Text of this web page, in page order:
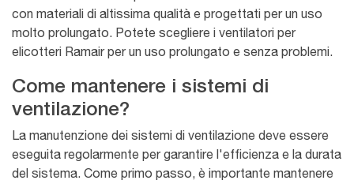
con materiali di altissima qualità e progettati per un uso
molto prolungato. Potete scegliere i ventilatori per
elicotteri Ramair per un uso prolungato e senza problemi.
Come mantenere i sistemi di
ventilazione?
La manutenzione dei sistemi di ventilazione deve essere
eseguita regolarmente per garantire l'efficienza e la durata
del sistema. Come primo passo, è importante mantenere